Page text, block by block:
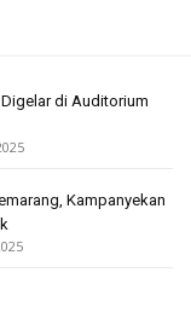
di Auditorium
Kampanyekan